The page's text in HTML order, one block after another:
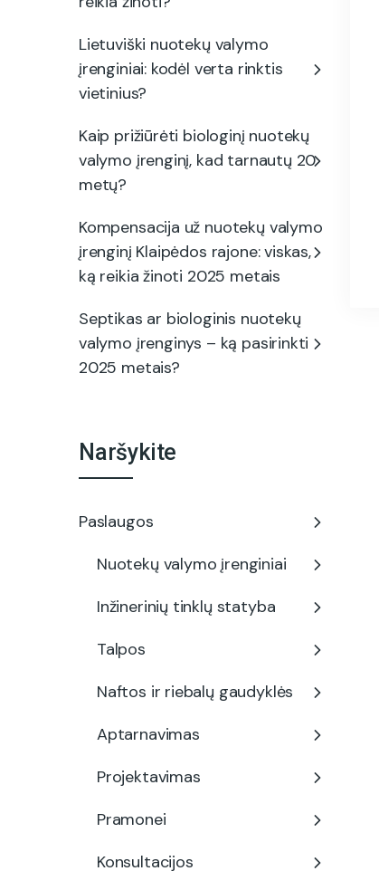
Lietuviški nuotekų valymo
įrenginiai: kodėl verta rinktis
vietinius?
Kaip prižiūrėti biologinį nuotekų
valymo įrenginį, kad tarnautų 20
metų?
Kompensacija už nuotekų valymo
įrenginį Klaipėdos rajone: viskas,
ką reikia žinoti 2025 metais
Septikas ar biologinis nuotekų
valymo įrenginys – ką pasirinkti
2025 metais?
Naršykite
Paslaugos
Nuotekų valymo įrenginiai
Inžinerinių tinklų statyba
Talpos
Naftos ir riebalų gaudyklės
Aptarnavimas
Projektavimas
Pramonei
Konsultacijos